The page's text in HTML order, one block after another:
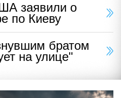
заявили о
по Киеву
братом
на улице"